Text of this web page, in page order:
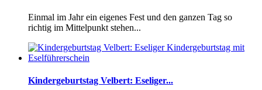
Einmal im Jahr ein eigenes Fest und den ganzen Tag so
richtig im Mittelpunkt stehen...
Kindergeburtstag Velbert: Eseliger...